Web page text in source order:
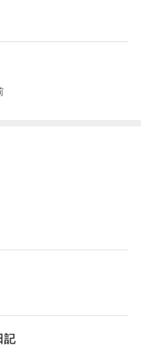
記